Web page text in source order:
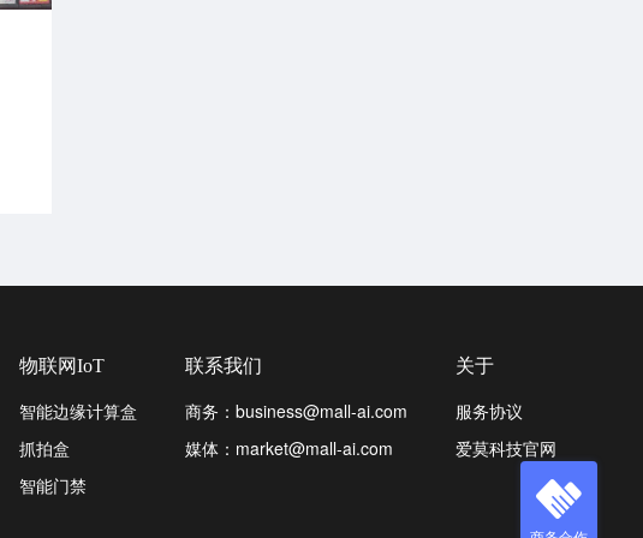
物联网IoT
智能边缘计算盒
抓拍盒
智能门禁
联系我们
商务：business@mall-ai.com
媒体：market@mall-ai.com
关于
服务协议
爱莫科技官网